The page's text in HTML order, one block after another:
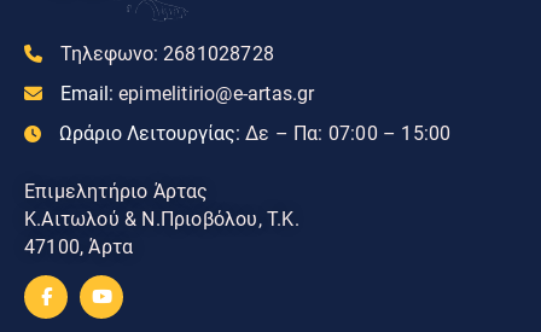
Τηλεφωνο: 2681028728
Email: epimelitirio@e-artas.gr
Ωράριο Λειτουργίας: Δε – Πα: 07:00 – 15:00
Επιμελητήριο Άρτας
Κ.Αιτωλού & Ν.Πριοβόλου, Τ.Κ.
47100, Άρτα